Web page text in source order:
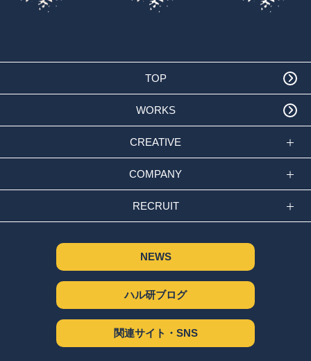
TOP
WORKS
CREATIVE
COMPANY
RECRUIT
NEWS
ハル研ブログ
関連サイト・SNS